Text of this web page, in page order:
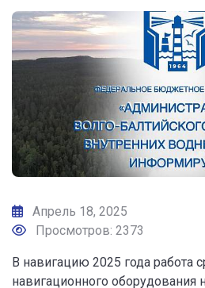
Апрель 18, 2025
Просмотров: 2373
В навигацию 2025 года работа
навигационного оборудования